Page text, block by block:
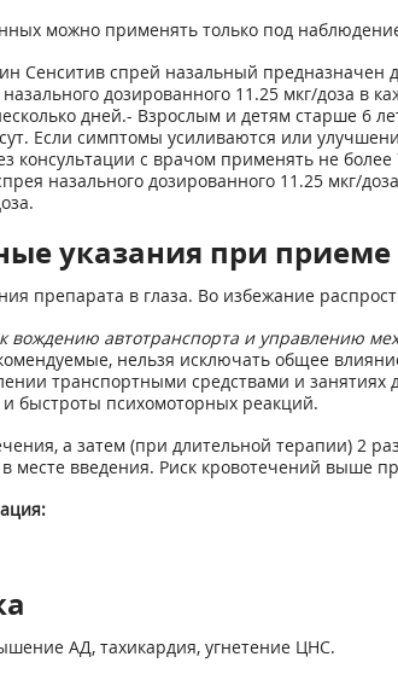
можно применять только под
Сенситив спрей назальный предназначен
дозированного 11.25 мкг/доза
дней.- Взрослым и детям старше 6
Если симптомы усиливаются или
консультации с врачом применять не
назального дозированного 11.25 мкг/
указания при
препарата в глаза. Во избежание
вождению автотранспорта и управлению
нельзя исключать общее
транспортными средствами и
быстроты психомоторных реакций.
а затем (при длительной терапии) 2
месте введения. Риск кровотечений выше
АД, тахикардия, угнетение ЦНС.